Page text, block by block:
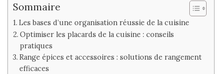
Sommaire
Les bases d’une organisation réussie de la cuisine
Optimiser les placards de la cuisine : conseils
pratiques
Range épices et accessoires : solutions de rangement
efficaces